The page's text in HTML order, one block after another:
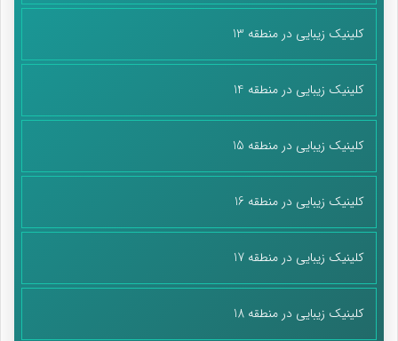
کلینیک زیبایی در منطقه 13
کلینیک زیبایی در منطقه 14
کلینیک زیبایی در منطقه 15
کلینیک زیبایی در منطقه 16
کلینیک زیبایی در منطقه 17
کلینیک زیبایی در منطقه 18